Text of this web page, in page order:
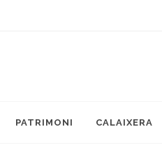
PATRIMONI CALAIXERA